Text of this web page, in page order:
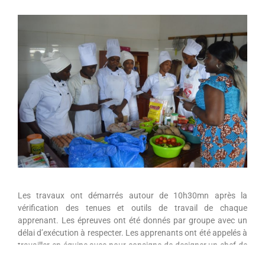
Les travaux ont démarrés autour de 10h30mn après la
vérification des tenues et outils de travail de chaque
apprenant. Les épreuves ont été donnés par groupe avec un
délai d’exécution à respecter. Les apprenants ont été appelés à
travailler en équipe avec pour consigne de designer un chef de